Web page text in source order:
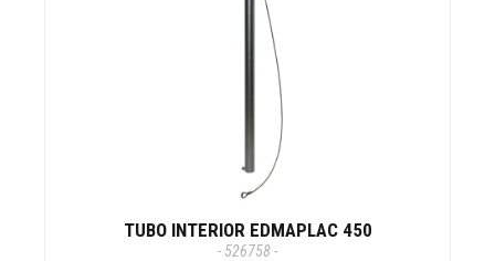
TUBO INTERIOR EDMAPLAC 450
- 526758 -